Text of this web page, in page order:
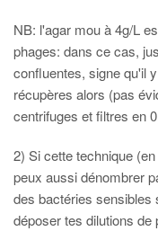
NB: l'agar mou à 4g/L
phages: dans ce cas,
confluentes, signe qu'il
récupères alors (pas
centrifuges et filtres en
2) Si cette technique
peux aussi dénombrer
des bactéries sensibles
déposer tes dilutions de